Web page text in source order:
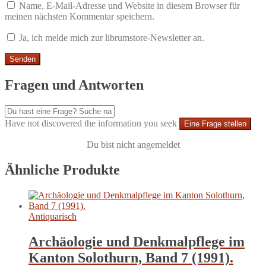
Name, E-Mail-Adresse und Website in diesem Browser für
meinen nächsten Kommentar speichern.
Ja, ich melde mich zur librumstore-Newsletter an.
Fragen und Antworten
Have not discovered the information you seek Eine Frage stellen
Du bist nicht angemeldet
Ähnliche Produkte
Antiquarisch
Archäologie und Denkmalpflege im
Kanton Solothurn, Band 7 (1991).